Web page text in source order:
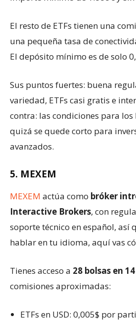
El resto de ETFs tienen una
una pequeña tasa de
El depósito mínimo es de solo
Sus puntos fuertes: buena
variedad, ETFs casi gratis e
contra: las condiciones para los
quizá se quede corto para
avanzados.
5. MEXEM
MEXEM actúa como bróker
Interactive Brokers, con
soporte técnico en español, así
hablar en tu idioma, aquí vas
Tienes acceso a 28 bolsas en
comisiones aproximadas:
ETFs en USD: 0,005$ por